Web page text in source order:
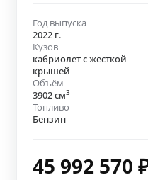
Год выпуска
2022 г.
Кузов
кабриолет с жесткой
крышей
Объём
3902 см3
Топливо
Бензин
45 992 570